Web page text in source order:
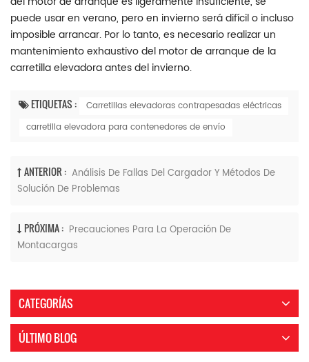
puede usar en verano, pero en invierno será difícil o incluso
imposible arrancar. Por lo tanto, es necesario realizar un
mantenimiento exhaustivo del motor de arranque de la
carretilla elevadora antes del invierno.
ETIQUETAS :
Carretillas elevadoras contrapesadas eléctricas
carretilla elevadora para contenedores de envío
ANTERIOR : Análisis De Fallas Del Cargador Y Métodos De
Solución De Problemas
PRÓXIMA : Precauciones Para La Operación De
Montacargas
CATEGORÍAS
ÚLTIMO BLOG